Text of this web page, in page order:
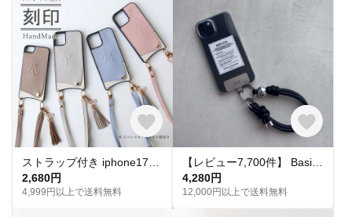
2,680円
4,999円以上で送料無料
4,280円
12,000円以上で送料無料